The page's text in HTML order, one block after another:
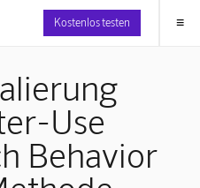
Kostenlos testen ≡
Use
Behavior